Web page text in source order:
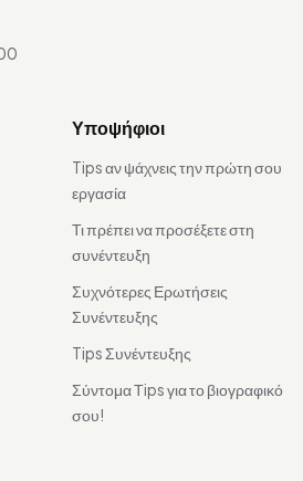
Υποψήφιοι
Tips αν ψάχνεις την πρώτη σου
εργασία
Τι πρέπει να προσέξετε στη
συνέντευξη
Συχνότερες Ερωτήσεις
Συνέντευξης
Tips Συνέντευξης
Σύντομα Τips για το βιογραφικό
σου!